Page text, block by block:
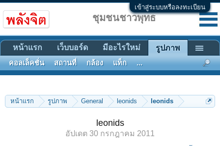
เข้าสู่ระบบหรือลงทะเบียน
หน้าแรก รูปภาพ General leonids leonids
leonids
อัปเดต 30 กรกฎาคม 2011
ชุมชนชาวพุทธ
หน้าแรก เว็บบอร์ด มีอะไรใหม่ รูปภาพ
คอลเล็คชั่น สถานที่ กล้อง แท็ก ...